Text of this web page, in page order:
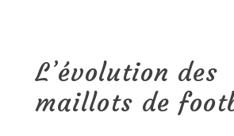
L’évolution des
maillots de